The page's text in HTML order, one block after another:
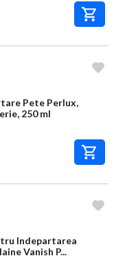
Pete Perlux,
250 ml
Indepartarea
Vanish P...